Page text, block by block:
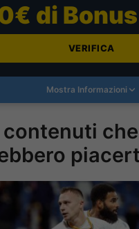
di
VERIFICA
Mostra Informazioni
che